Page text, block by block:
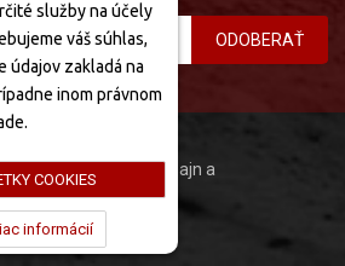
služby na účely
váš súhlas,
údajov zakladá na
inom právnom
COOKIES
informácií
ODOBERAŤ
práva vyhradené. Dizajn a